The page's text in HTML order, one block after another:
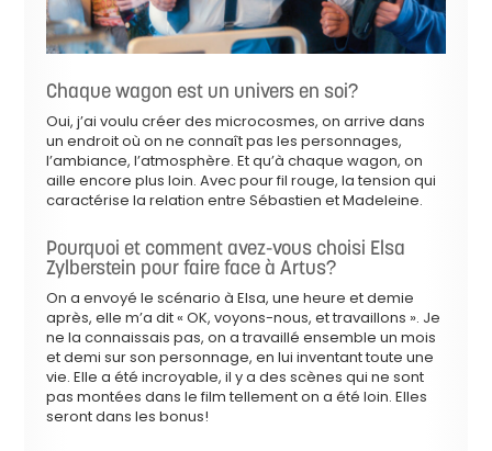
Chaque wagon est un univers en soi?
Oui, j’ai voulu créer des microcosmes, on arrive dans
un endroit où on ne connaît pas les personnages,
l’ambiance, l’atmosphère. Et qu’à chaque wagon, on
aille encore plus loin. Avec pour fil rouge, la tension qui
caractérise la relation entre Sébastien et Madeleine.
Pourquoi et comment avez-vous choisi Elsa
Zylberstein pour faire face à Artus?
On a envoyé le scénario à Elsa, une heure et demie
après, elle m’a dit « OK, voyons-nous, et travaillons ». Je
ne la connaissais pas, on a travaillé ensemble un mois
et demi sur son personnage, en lui inventant toute une
vie. Elle a été incroyable, il y a des scènes qui ne sont
pas montées dans le film tellement on a été loin. Elles
seront dans les bonus!